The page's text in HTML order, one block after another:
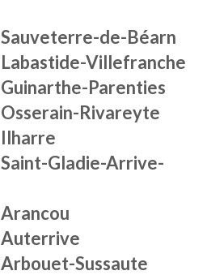
Sauveterre-de-Béarn
Labastide-Villefranche
Guinarthe-Parenties
Osserain-Rivareyte
Ilharre
Saint-Gladie-Arrive-
Arancou
Auterrive
Arbouet-Sussaute